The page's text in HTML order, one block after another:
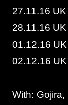
27.11.16
28.11.16
01.12.16
02.12.16
With: Gojira,